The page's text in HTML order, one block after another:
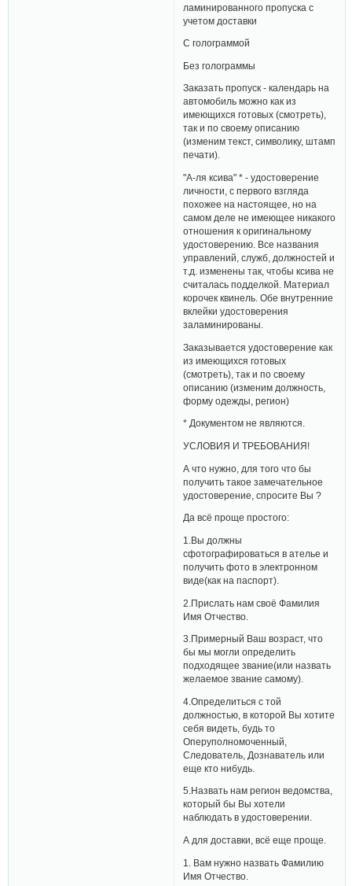
ламинированного пропуска с
учетом доставки
С голограммой
Без голограммы
Заказать пропуск - календарь на
автомобиль можно как из
имеющихся готовых (смотреть),
так и по своему описанию
(изменим текст, символику, штамп
печати).
"А-ля ксива" * - удостоверение
личности, с первого взгляда
похожее на настоящее, но на
самом деле не имеющее никакого
отношения к оригинальному
удостоверению. Все названия
управлений, служб, должностей и
т.д. изменены так, чтобы ксива не
считалась подделкой. Материал
корочек квинель. Обе внутренние
вклейки удостоверения
заламинированы.
Заказывается удостоверение как
из имеющихся готовых
(смотреть), так и по своему
описанию (изменим должность,
форму одежды, регион)
* Документом не являются.
УСЛОВИЯ И ТРЕБОВАНИЯ!
А что нужно, для того что бы
получить такое замечательное
удостоверение, спросите Вы ?
Да всё проще простого:
1.Вы должны
сфотографироваться в ателье и
получить фото в электронном
виде(как на паспорт).
2.Прислать нам своё Фамилия
Имя Отчество.
3.Примерный Ваш возраст, что
бы мы могли определить
подходящее звание(или назвать
желаемое звание самому).
4.Определиться с той
должностью, в которой Вы хотите
себя видеть, будь то
Оперуполномоченный,
Следователь, Дознаватель или
еще кто нибудь.
5.Назвать нам регион ведомства,
который бы Вы хотели
наблюдать в удостоверении.
А для доставки, всё еще проще.
1. Вам нужно назвать Фамилию
Имя Отчество.